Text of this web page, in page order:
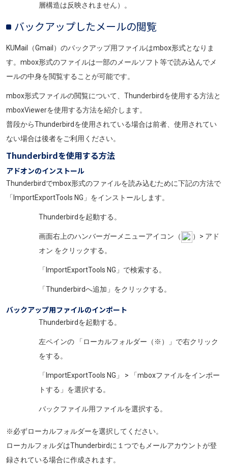
層構造は反映されません）。
バックアップしたメールの閲覧
KUMail（Gmail）のバックアップ用ファイルはmbox形式となりま
す。mbox形式のファイルは一部のメールソフト等で読み込んでメ
ールの中身を閲覧することが可能です。
mbox形式ファイルの閲覧について、 Thunderbirdを使用する方法と
mboxViewerを使用する方法を紹介します。
普段からThunderbirdを使用されている場合は前者、使用されてい
ない場合は後者をご利用ください。
Thunderbirdを使用する方法
アドオンのインストール
Thunderbirdでmbox形式のファイルを読み込むために下記の方法で
「ImportExportTools NG」をインストールします。
Thunderbirdを起動する。
画面右上のハンバーガーメニューアイコン（
）> アド
オン をクリックする。
「ImportExportTools NG」で検索する。
「Thunderbirdへ追加」をクリックする。
バックアップ用ファイルのインポート
Thunderbirdを起動する。
左ペインの 「ローカルフォルダー（※）
」で右クリック
をする。
「ImportExportTools NG」 > 「mboxファイルをインポー
トする」を選択する。
バックファイル用ファイルを選択する。
※必ずローカルフォルダーを選択してください。
ローカルフォルダはThunderbirdに１つでもメールアカウントが登
録されている場合に作成されます。